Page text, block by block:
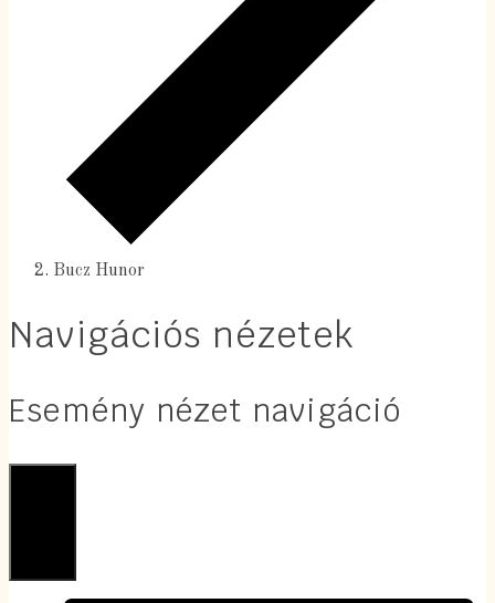
Bucz Hunor
Navigációs nézetek
Esemény nézet navigáció